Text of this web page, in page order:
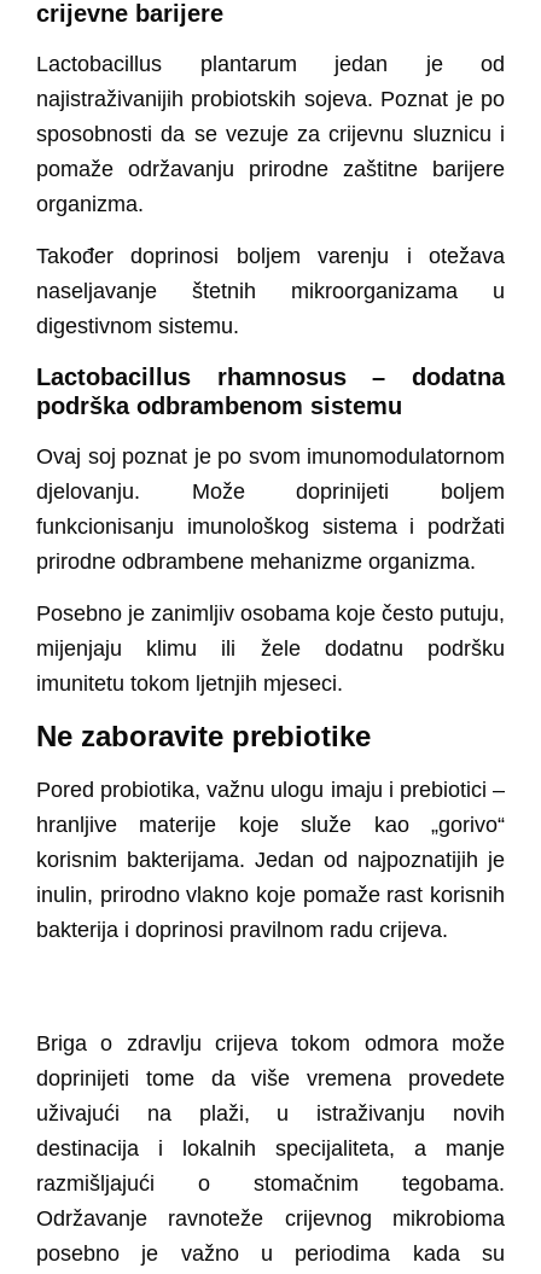
crijevne barijere
Lactobacillus plantarum jedan je od
najistraživanijih probiotskih sojeva. Poznat je po
sposobnosti da se vezuje za crijevnu sluznicu i
pomaže održavanju prirodne zaštitne barijere
organizma.
Također doprinosi boljem varenju i otežava
naseljavanje štetnih mikroorganizama u
digestivnom sistemu.
Lactobacillus rhamnosus – dodatna
podrška odbrambenom sistemu
Ovaj soj poznat je po svom imunomodulatornom
djelovanju. Može doprinijeti boljem
funkcionisanju imunološkog sistema i podržati
prirodne odbrambene mehanizme organizma.
Posebno je zanimljiv osobama koje često putuju,
mijenjaju klimu ili žele dodatnu podršku
imunitetu tokom ljetnjih mjeseci.
Ne zaboravite prebiotike
Pored probiotika, važnu ulogu imaju i prebiotici –
hranljive materije koje služe kao „gorivo“
korisnim bakterijama. Jedan od najpoznatijih je
inulin, prirodno vlakno koje pomaže rast korisnih
bakterija i doprinosi pravilnom radu crijeva.
Briga o zdravlju crijeva tokom odmora može
doprinijeti tome da više vremena provedete
uživajući na plaži, u istraživanju novih
destinacija i lokalnih specijaliteta, a manje
razmišljajući o stomačnim tegobama.
Održavanje ravnoteže crijevnog mikrobioma
posebno je važno u periodima kada su